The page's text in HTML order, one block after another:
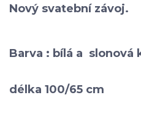
Nový svatební závoj.
Barva : bílá a slonová
délka 100/65 cm